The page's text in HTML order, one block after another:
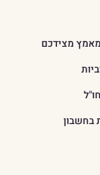
מצידכם
בחשבון